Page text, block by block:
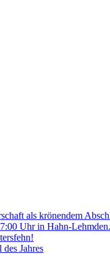
als krönendem
Uhr in Hahn-Lehmden.
Jahres